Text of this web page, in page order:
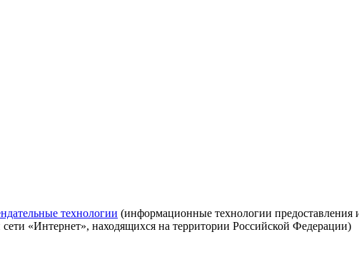
технологии (информационные технологии предоставления
«Интернет», находящихся на территории Российской Федерации)